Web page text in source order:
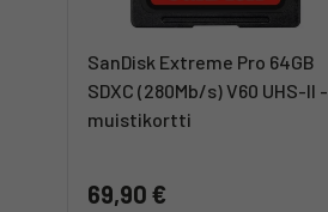
SanDisk Extreme Pro 64GB
SDXC (280Mb/s) V60 UHS-II -
muistikortti
69,90 €